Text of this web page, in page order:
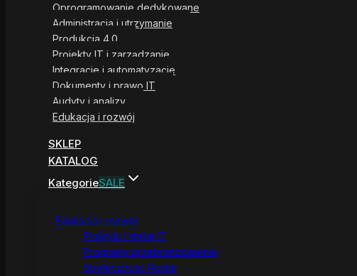
Oprogramowanie dedykowane
Administracja i utrzymanie
Produkcja 4.0
Projekty IT i zarządzanie
Integracje i automatyzacje
Dokumenty i prawo IT
Audyty i analizy
Edukacja i rozwój
SKLEP
KATALOG
KategorieSALE
Edukacja i rozwój
Praktyki i staże IT
Programy przebranżowienia
Społeczność Rostar